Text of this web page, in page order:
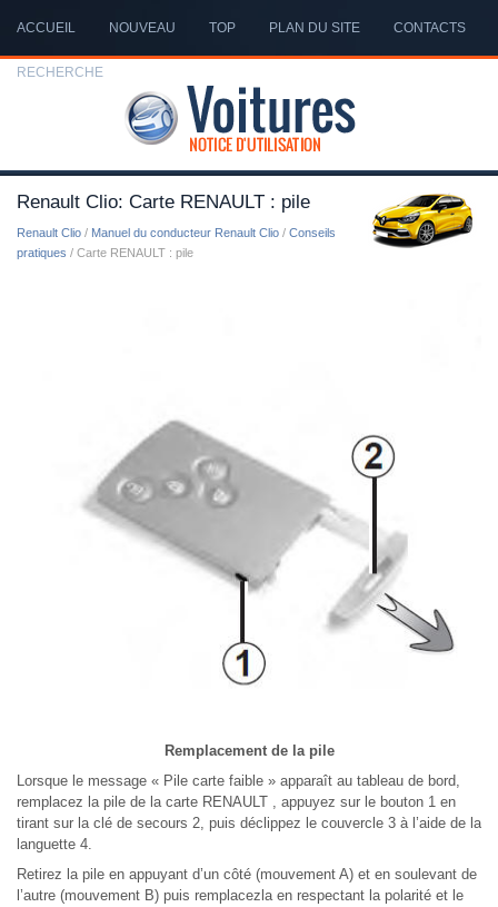
ACCUEIL NOUVEAU TOP PLAN DU SITE CONTACTS
RECHERCHE
Renault Clio: Carte RENAULT : pile
Renault Clio / Manuel du conducteur Renault Clio / Conseils
pratiques / Carte RENAULT : pile
Remplacement de la pile
Lorsque le message « Pile carte faible » apparaît au tableau de bord,
remplacez la pile de la carte RENAULT , appuyez sur le bouton 1 en
tirant sur la clé de secours 2, puis déclippez le couvercle 3 à l’aide de la
languette 4.
Retirez la pile en appuyant d’un côté (mouvement A) et en soulevant de
l’autre (mouvement B) puis remplacezla en respectant la polarité et le